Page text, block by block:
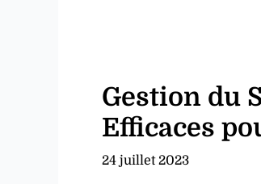
Gestion du
Efficaces
24 juillet 2023